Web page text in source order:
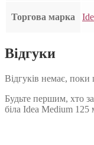
Торгова марка
Відгуки
Відгуків немає, поки
Будьте першим, хто
біла Idea Medium 125